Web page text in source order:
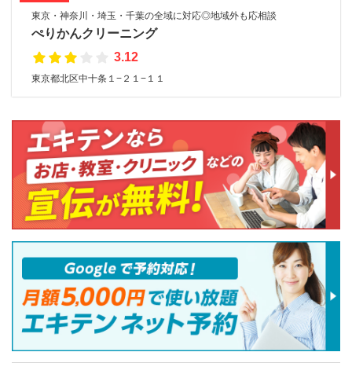
東京・神奈川・埼玉・千葉の全域に対応◎地域外も応相談
ぺりかんクリーニング
3.12
東京都北区中十条１−２１−１１